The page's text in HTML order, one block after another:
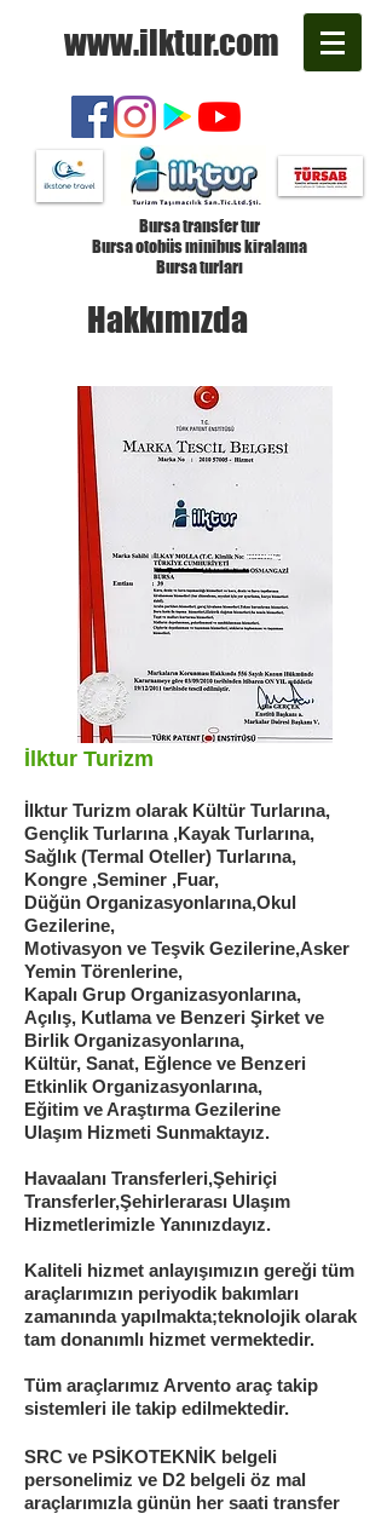
www.ilktur.com
Bursa transfer tur
Bursa otobüs minibus kiralama
Bursa turları
Hakkımızda
İlktur Turizm
İlktur Turizm olarak Kültür Turlarına,
Gençlik Turlarına ,Kayak Turlarına,
Sağlık (Termal Oteller) Turlarına,
Kongre ,Seminer ,Fuar,
Düğün Organizasyonlarına,Okul
Gezilerine,
Motivasyon ve Teşvik Gezilerine,Asker
Yemin Törenlerine,
Kapalı Grup Organizasyonlarına,
Açılış, Kutlama ve Benzeri Şirket ve
Birlik Organizasyonlarına,
Kültür, Sanat, Eğlence ve Benzeri
Etkinlik Organizasyonlarına,
Eğitim ve Araştırma Gezilerine
Ulaşım Hizmeti Sunmaktayız.
Havaalanı Transferleri,Şehiriçi
Transferler,Şehirlerarası Ulaşım
Hizmetlerimizle Yanınızdayız.
Kaliteli hizmet anlayışımızın gereği tüm
araçlarımızın periyodik bakımları
zamanında yapılmakta;teknolojik olarak
tam donanımlı hizmet vermektedir.
Tüm araçlarımız Arvento araç takip
sistemleri ile takip edilmektedir.
SRC ve PSİKOTEKNİK belgeli
personelimiz ve D2 belgeli öz mal
araçlarımızla günün her saati transfer